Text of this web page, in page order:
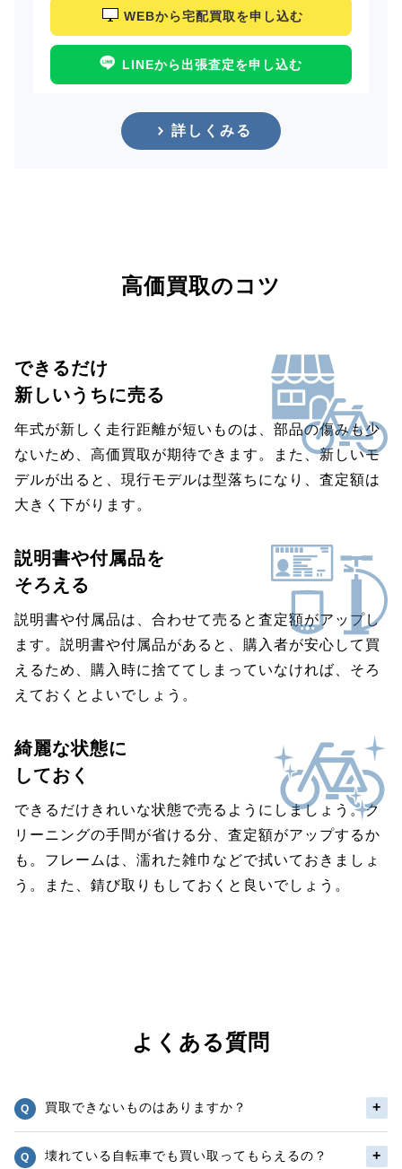
WEBから宅配買取を申し込む
LINEから出張査定を申し込む
詳しくみる
高価買取のコツ
できるだけ
新しいうちに売る
年式が新しく走行距離が短いものは、部品の傷みも少
ないため、高価買取が期待できます。また、新しいモ
デルが出ると、現行モデルは型落ちになり、査定額は
大きく下がります。
説明書や付属品を
そろえる
説明書や付属品は、合わせて売ると査定額がアップし
ます。説明書や付属品があると、購入者が安心して買
えるため、購入時に捨ててしまっていなければ、そろ
えておくとよいでしょう。
綺麗な状態に
しておく
できるだけきれいな状態で売るようにしましょう。ク
リーニングの手間が省ける分、査定額がアップするか
も。フレームは、濡れた雑巾などで拭いておきましょ
う。また、錆び取りもしておくと良いでしょう。
よくある質問
買取できないものはありますか？
壊れている自転車でも買い取ってもらえるの？